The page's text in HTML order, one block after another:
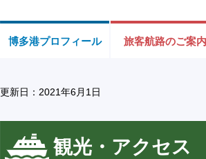
博多港プロフィール 旅客航路のご案内
更新日：2021年6月1日
観光・アクセス